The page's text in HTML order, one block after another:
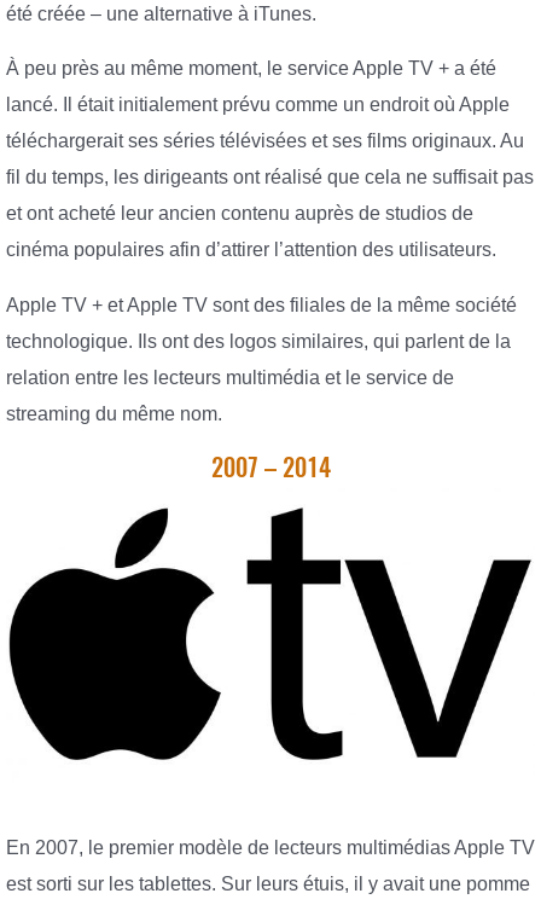
été créée – une alternative à iTunes.
À peu près au même moment, le service Apple TV + a été
lancé. Il était initialement prévu comme un endroit où Apple
téléchargerait ses séries télévisées et ses films originaux. Au
fil du temps, les dirigeants ont réalisé que cela ne suffisait pas
et ont acheté leur ancien contenu auprès de studios de
cinéma populaires afin d’attirer l’attention des utilisateurs.
Apple TV + et Apple TV sont des filiales de la même société
technologique. Ils ont des logos similaires, qui parlent de la
relation entre les lecteurs multimédia et le service de
streaming du même nom.
2007 – 2014
En 2007, le premier modèle de lecteurs multimédias Apple TV
est sorti sur les tablettes. Sur leurs étuis, il y avait une pomme